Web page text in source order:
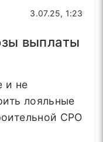
3.07.25, 1:23
выплаты
и не
лояльные
СРО